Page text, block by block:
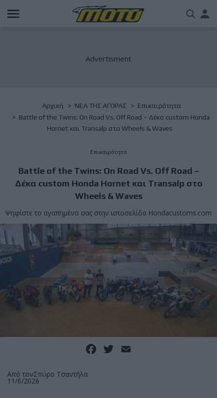
Παράκαμψη
προς
Breadcrumb
Αρχική NΕΑ ΤΗΣ ΑΓΟΡΑΣ
Επικαιρότητα
Battle of the Twins: On Road Vs. Off Road – Δέκα custom Honda
Hornet και Transalp στο Wheels & Waves
Επικαιρότητα
Battle of the Twins: On Road Vs. Off Road –
Δέκα custom Honda Hornet και Transalp στο
Wheels & Waves
Ψηφίστε το αγαπημένο σας στην ιστοσελίδα Hondacustoms.com
Facebook
Twitter
Από τονΣπύρο Τσαντήλα
11/6/2026